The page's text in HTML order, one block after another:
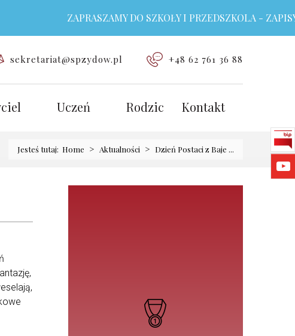
ZAPRASZAMY DO SZKOŁY I PRZEDSZKOLA - ZAPISY
sekretariat@spzydow.pl +48 62 761 36 88
Uczeń Rodzic Kontakt
Jesteś tutaj: Home > Aktualności > Dzień Postaci z Baje ...